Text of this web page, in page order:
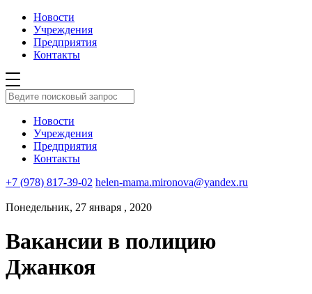
Новости
Учреждения
Предприятия
Контакты
Новости
Учреждения
Предприятия
Контакты
+7 (978) 817-39-02 helen-mama.mironova@yandex.ru
Понедельник, 27 января , 2020
Вакансии в полицию
Джанкоя